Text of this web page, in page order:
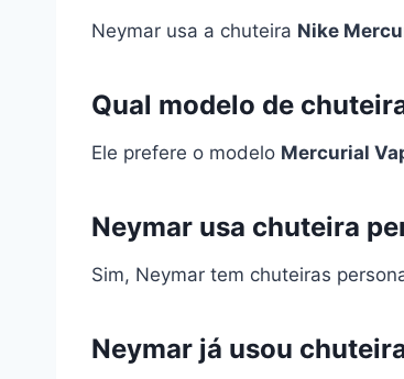
Neymar usa a chuteira Nike
Qual modelo de
Ele prefere o modelo Mercurial
Neymar usa chuteira
Sim, Neymar tem chuteiras
Neymar já usou